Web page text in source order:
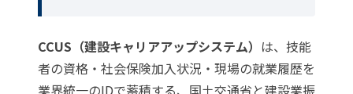
CCUS（建設キャリアアップシステム） は、技能
者の資格・社会保険加入状況・現場の就業履歴を
業界統一のIDで蓄積する、 国土交通省と建設業振